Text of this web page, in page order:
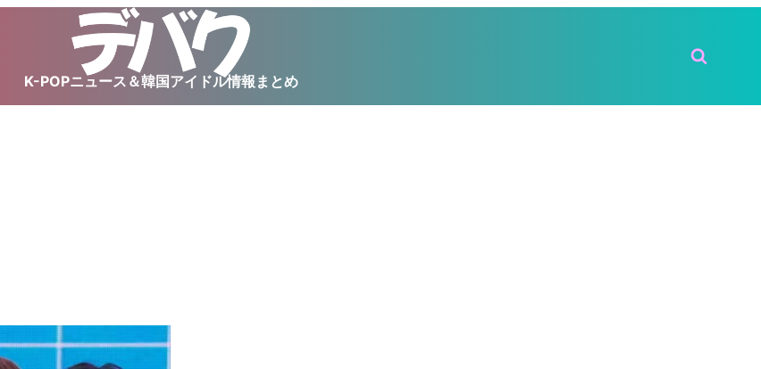
K-POPニュース＆韓国アイドル情報まとめ